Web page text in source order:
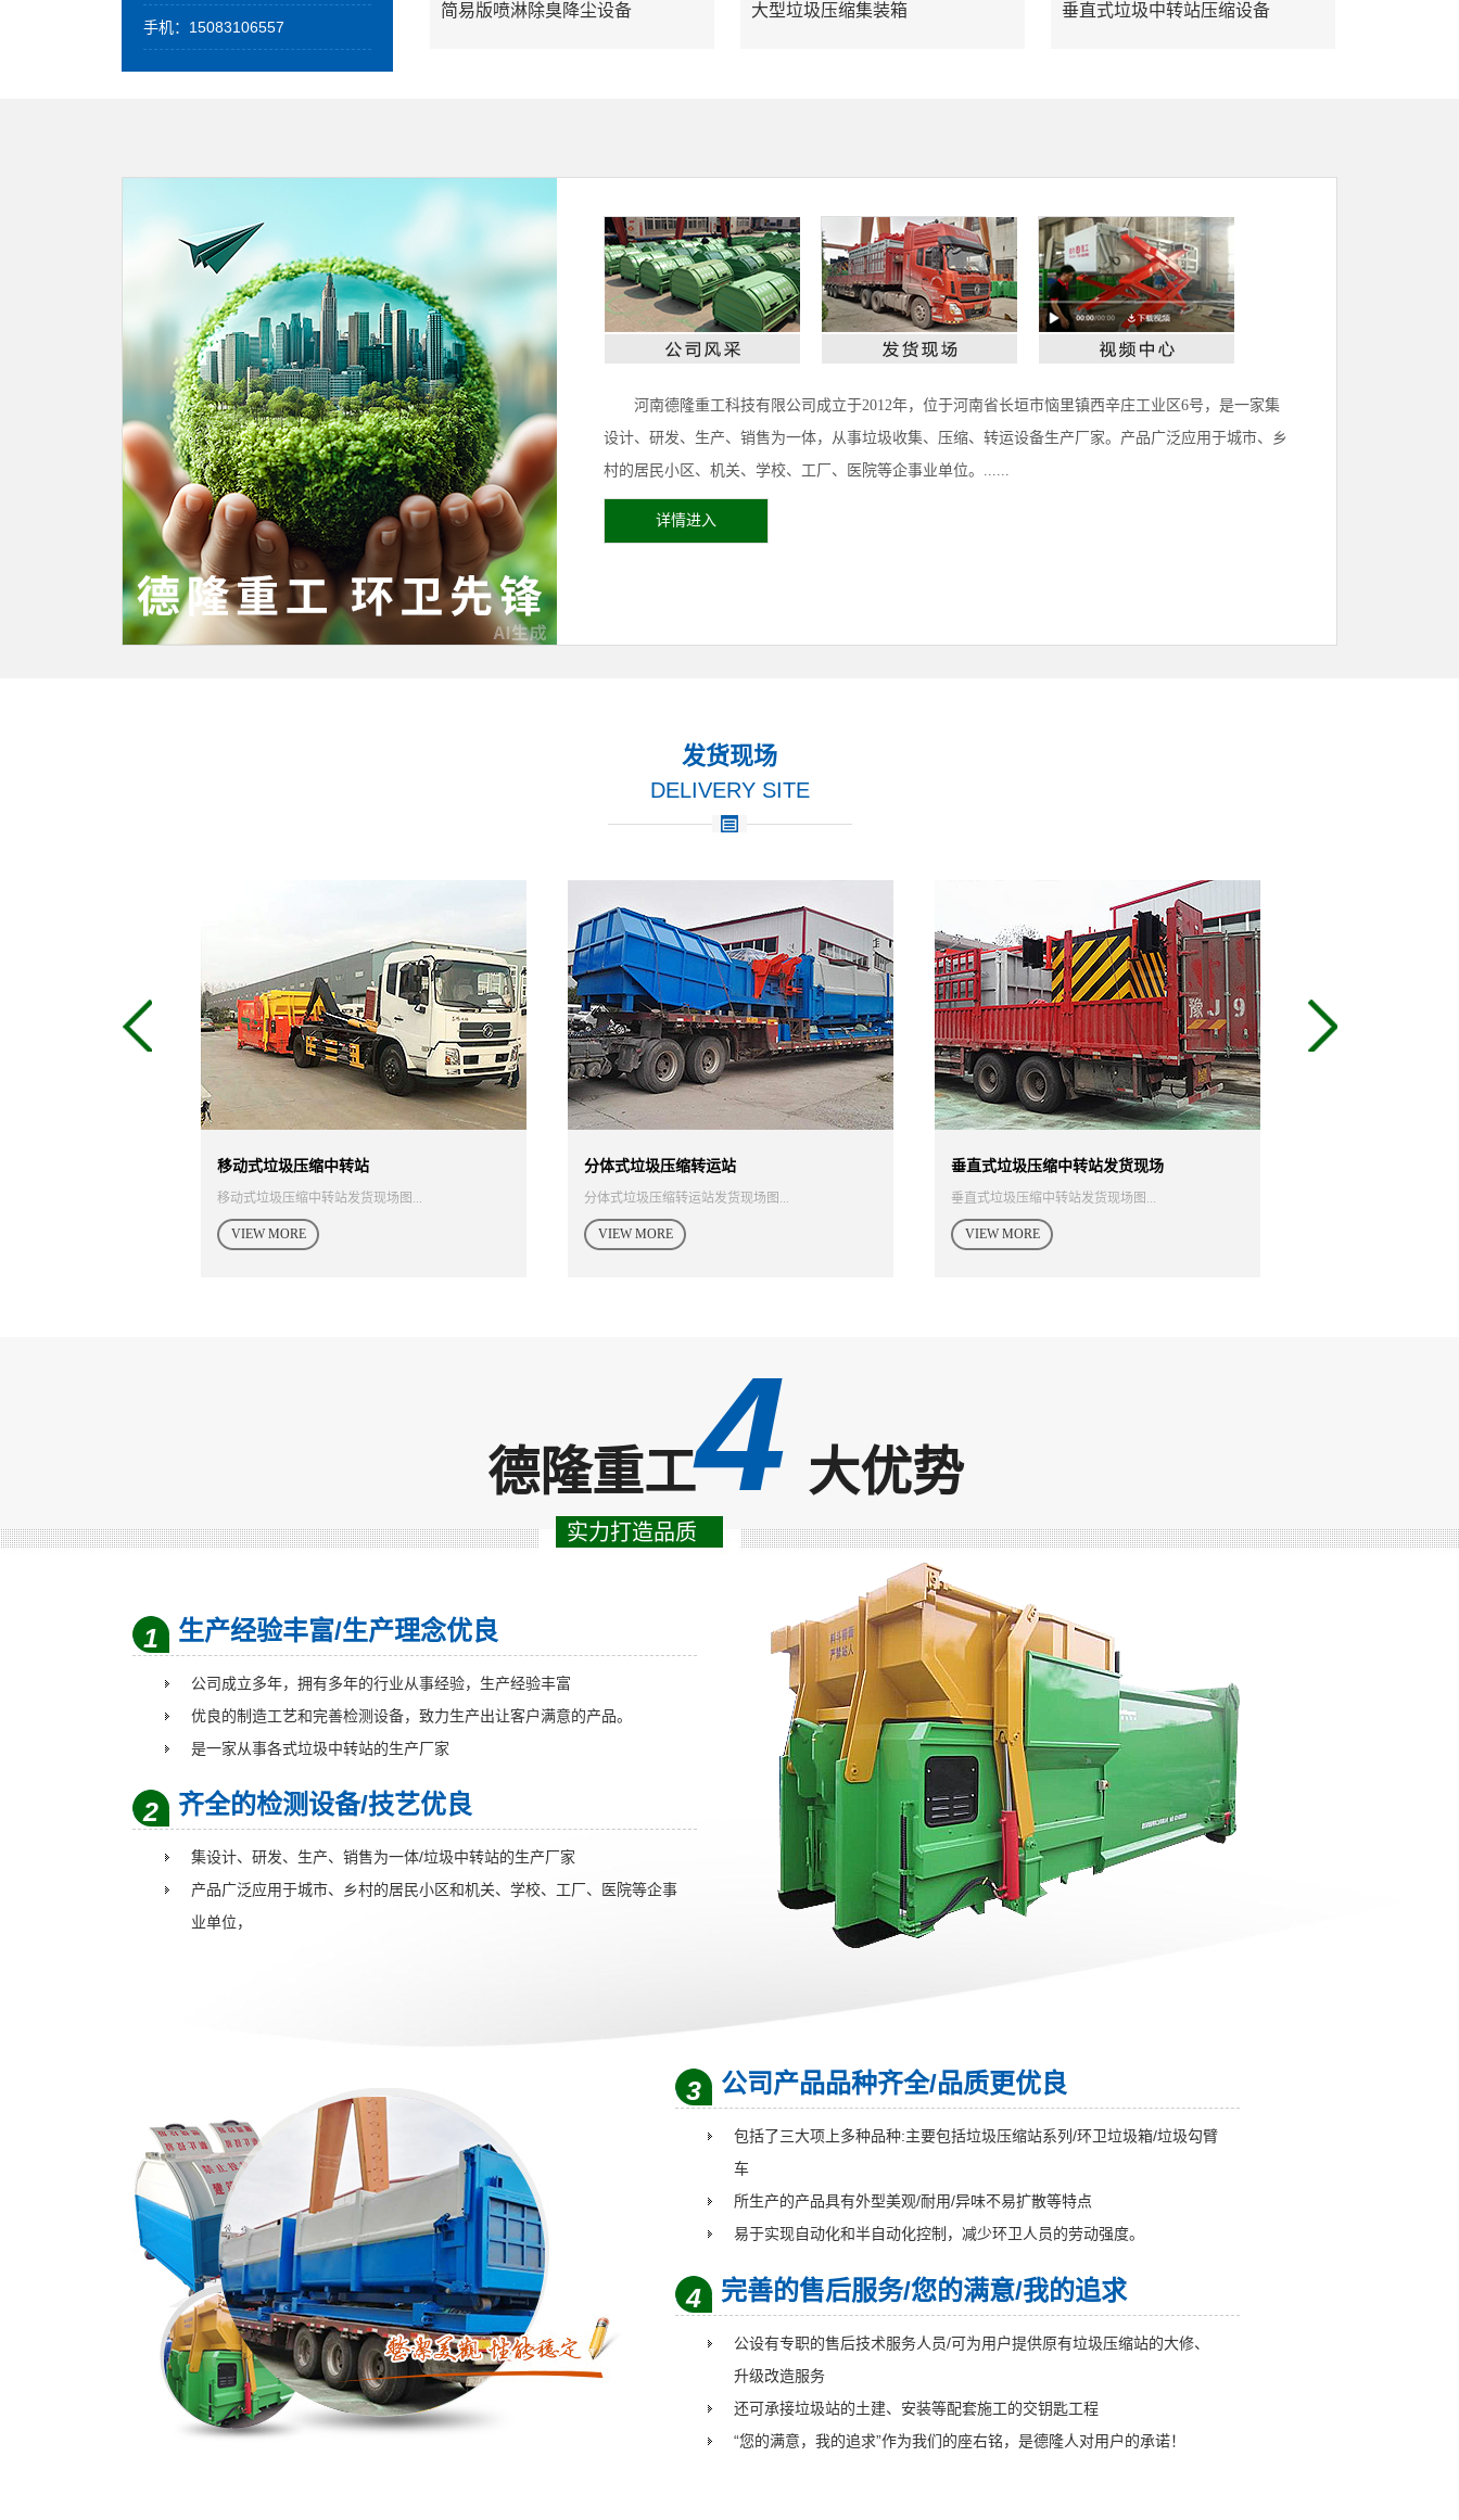
手机：15083106557
简易版喷淋除臭降尘设备 大型垃圾压缩集装箱 垂直式垃圾中转站压缩设备
河南德隆重工科技有限公司成立于2012年，位于河南省长垣市恼里镇西辛庄工业区6号，是一家集
设计、研发、生产、销售为一体，从事垃圾收集、压缩、转运设备生产厂家。产品广泛应用于城市、乡
村的居民小区、机关、学校、工厂、医院等企事业单位。......
详情进入
发货现场
DELIVERY SITE
移动式垃圾压缩中转站
移动式垃圾压缩中转站发货现场图...
VIEW MORE
分体式垃圾压缩转运站
分体式垃圾压缩转运站发货现场图...
VIEW MORE
垂直式垃圾压缩中转站发货现场
垂直式垃圾压缩中转站发货现场图...
VIEW MORE
德隆重工4 大优势
实力打造品质
1 生产经验丰富/生产理念优良
公司成立多年，拥有多年的行业从事经验，生产经验丰富
优良的制造工艺和完善检测设备，致力生产出让客户满意的产品。
是一家从事各式垃圾中转站的生产厂家
2 齐全的检测设备/技艺优良
集设计、研发、生产、销售为一体/垃圾中转站的生产厂家
产品广泛应用于城市、乡村的居民小区和机关、学校、工厂、医院等企事
业单位，
3 公司产品品种齐全/品质更优良
包括了三大项上多种品种:主要包括垃圾压缩站系列/环卫垃圾箱/垃圾勾臂
车
所生产的产品具有外型美观/耐用/异味不易扩散等特点
易于实现自动化和半自动化控制，减少环卫人员的劳动强度。
4 完善的售后服务/您的满意/我的追求
公设有专职的售后技术服务人员/可为用户提供原有垃圾压缩站的大修、
升级改造服务
还可承接垃圾站的土建、安装等配套施工的交钥匙工程
“您的满意，我的追求”作为我们的座右铭，是德隆人对用户的承诺！